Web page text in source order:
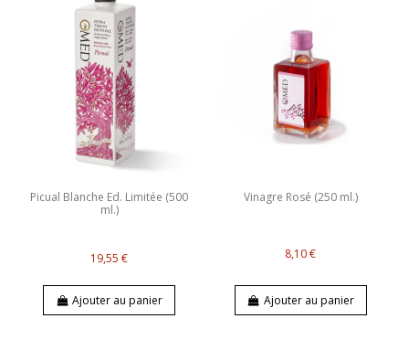
Picual Blanche Ed. Limitée (500
ml.)
19,55 €
Ajouter au panier
Vinagre Rosé (250 ml.)
8,10 €
Ajouter au panier